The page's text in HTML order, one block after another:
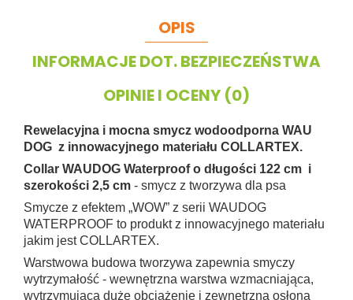
OPIS
INFORMACJE DOT. BEZPIECZEŃSTWA
OPINIE I OCENY (0)
Rewelacyjna i mocna smycz wodoodporna WAU
DOG z innowacyjnego materiału COLLARTEX.
Collar WAUDOG Waterproof o długości 122 cm i
szerokości 2,5 cm - smycz z tworzywa dla psa
Smycze z efektem „WOW” z serii WAUDOG
WATERPROOF to produkt z innowacyjnego materiału
jakim jest COLLARTEX.
Warstwowa budowa tworzywa zapewnia smyczy
wytrzymałość - wewnętrzna warstwa wzmacniająca,
wytrzymująca duże obciążenie i zewnętrzna osłona